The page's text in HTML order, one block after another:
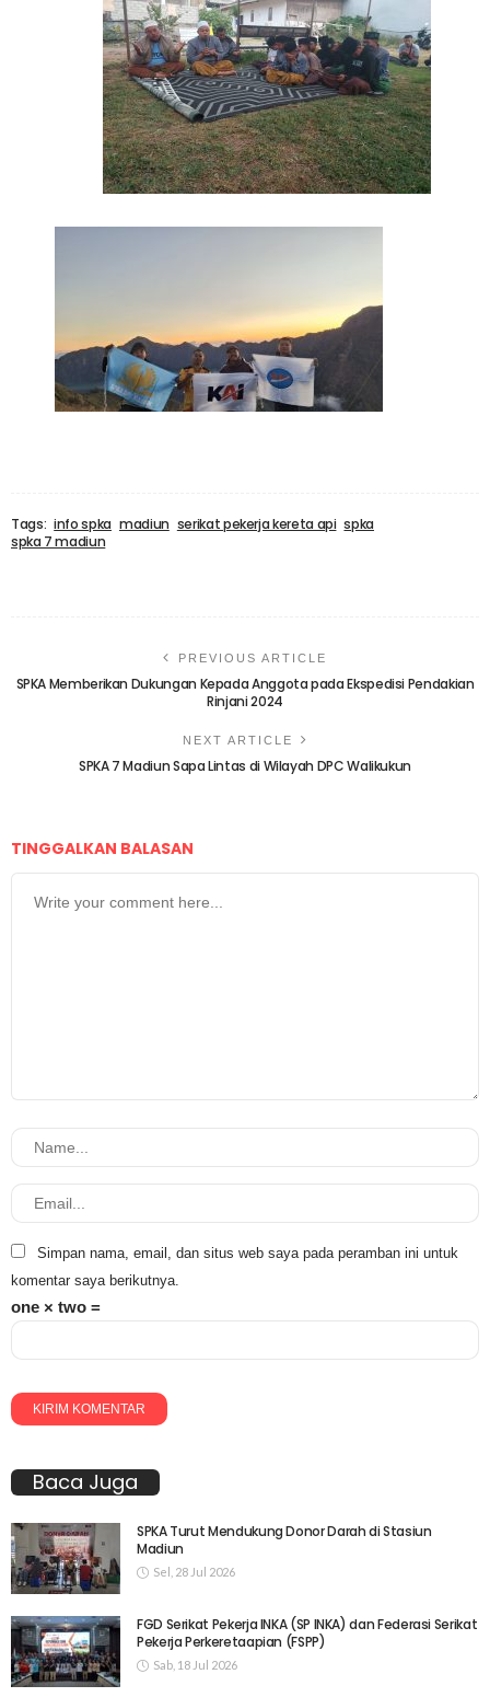
Tags: info spka madiun serikat pekerja kereta api spka
spka 7 madiun
PREVIOUS ARTICLE
SPKA Memberikan Dukungan Kepada Anggota pada Ekspedisi Pendakian
Rinjani 2024
NEXT ARTICLE
SPKA 7 Madiun Sapa Lintas di Wilayah DPC Walikukun
TINGGALKAN BALASAN
Simpan nama, email, dan situs web saya pada peramban ini untuk
komentar saya berikutnya.
one × two =
Baca Juga
SPKA Turut Mendukung Donor Darah di Stasiun
Madiun
Sel, 28 Jul 2026
FGD Serikat Pekerja INKA (SP INKA) dan Federasi Serikat
Pekerja Perkeretaapian (FSPP)
Sab, 18 Jul 2026